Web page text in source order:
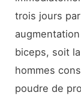
trois jours
biceps, soit
hommes
poudre de